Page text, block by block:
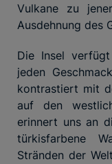
Vulkane zu
Ausdehnung des
Die Insel
jeden
kontrastiert mit
auf den
erinnert uns an
türkisfarbene
Stränden der